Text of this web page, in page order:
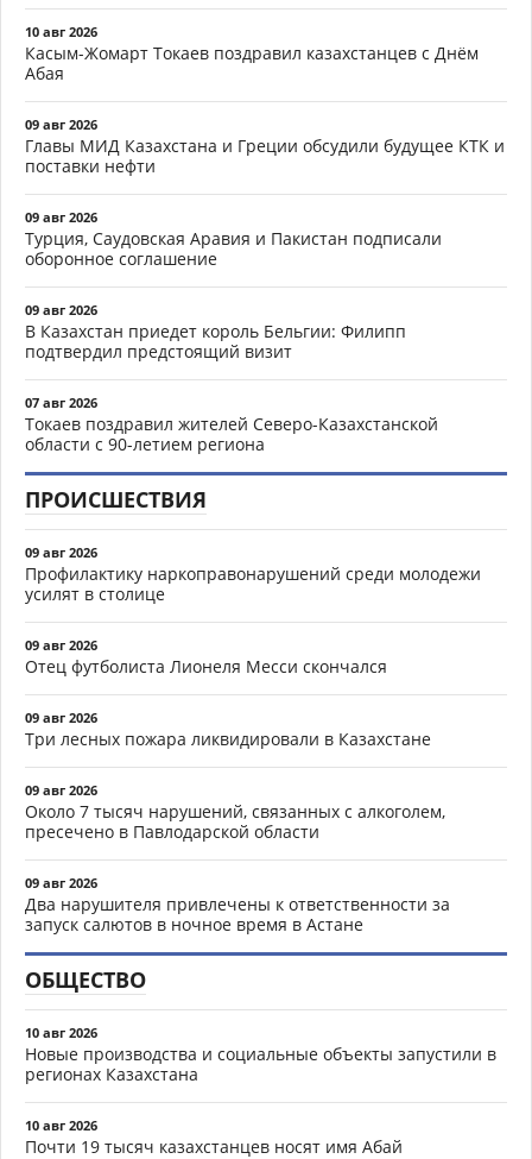
10 авг 2026
Касым-Жомарт Токаев поздравил казахстанцев с Днём
Абая
09 авг 2026
Главы МИД Казахстана и Греции обсудили будущее КТК и
поставки нефти
09 авг 2026
Турция, Саудовская Аравия и Пакистан подписали
оборонное соглашение
09 авг 2026
В Казахстан приедет король Бельгии: Филипп
подтвердил предстоящий визит
07 авг 2026
Токаев поздравил жителей Северо-Казахстанской
области с 90-летием региона
ПРОИСШЕСТВИЯ
09 авг 2026
Профилактику наркоправонарушений среди молодежи
усилят в столице
09 авг 2026
Отец футболиста Лионеля Месси скончался
09 авг 2026
Три лесных пожара ликвидировали в Казахстане
09 авг 2026
Около 7 тысяч нарушений, связанных с алкоголем,
пресечено в Павлодарской области
09 авг 2026
Два нарушителя привлечены к ответственности за
запуск салютов в ночное время в Астане
ОБЩЕСТВО
10 авг 2026
Новые производства и социальные объекты запустили в
регионах Казахстана
10 авг 2026
Почти 19 тысяч казахстанцев носят имя Абай